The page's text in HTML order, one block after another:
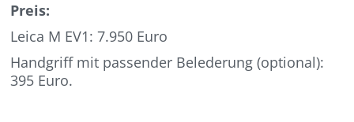
Preis:
Leica M EV1: 7.950 Euro
Handgriff mit passender Belederung (optional):
395 Euro.